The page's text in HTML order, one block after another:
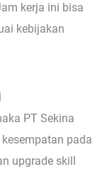
kerja ini bisa
kebijakan
PT Sekina
pada
upgrade skill